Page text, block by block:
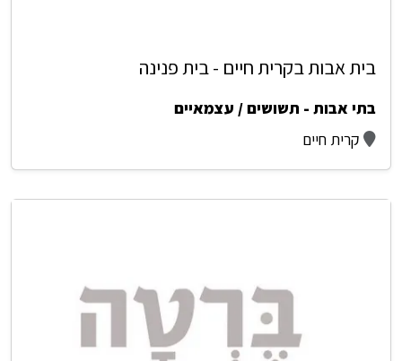
בית אבות בקרית חיים - בית פנינה
בתי אבות - תשושים / עצמאיים
קרית חיים